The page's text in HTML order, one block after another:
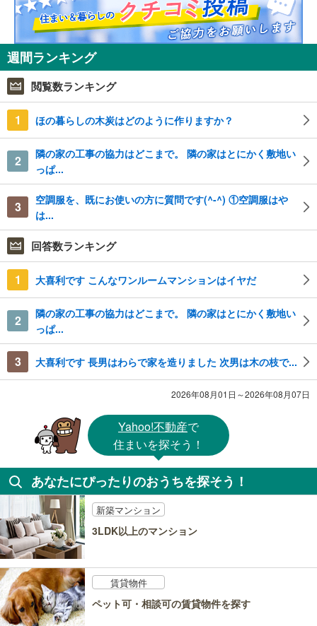
週間ランキング
閲覧数ランキング
1 ほの暮らしの木炭はどのように作りますか？
2
隣の家の工事の協力はどこまで。 隣の家はとにかく敷地い
っぱ...
3
空調服を、既にお使いの方に質問です(^-^) ①空調服はや
は...
回答数ランキング
1 大喜利です こんなワンルームマンションはイヤだ
2
隣の家の工事の協力はどこまで。 隣の家はとにかく敷地い
っぱ...
3 大喜利です 長男はわらで家を造りました 次男は木の枝で...
2026年08月01日～2026年08月07日
Yahoo!不動産で
住まいを探そう！
あなたにぴったりのおうちを探そう！
新築マンション
3LDK以上のマンション
賃貸物件
ペット可・相談可の賃貸物件を探す